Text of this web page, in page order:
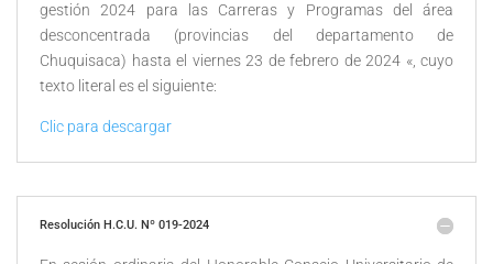
gestión 2024 para las Carreras y Programas del área
desconcentrada (provincias del departamento de
Chuquisaca) hasta el viernes 23 de febrero de 2024 «, cuyo
texto literal es el siguiente:
Clic para descargar
Resolución H.C.U. Nº 019-2024